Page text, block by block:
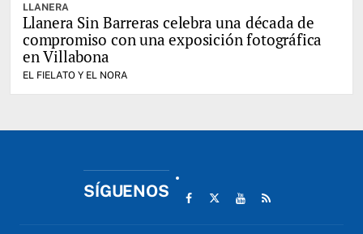
LLANERA
Llanera Sin Barreras celebra una década de
compromiso con una exposición fotográfica
en Villabona
EL FIELATO Y EL NORA
SÍGUENOS